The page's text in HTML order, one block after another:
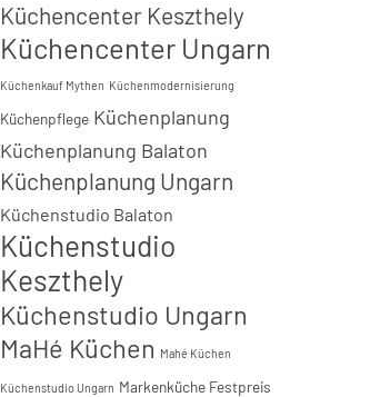
Küchencenter Keszthely
Küchencenter Ungarn
Küchenkauf Mythen Küchenmodernisierung
Küchenpflege Küchenplanung
Küchenplanung Balaton
Küchenplanung Ungarn
Küchenstudio Balaton
Küchenstudio
Keszthely
Küchenstudio Ungarn
MaHé Küchen Mahé Küchen
Küchenstudio Ungarn Markenküche Festpreis